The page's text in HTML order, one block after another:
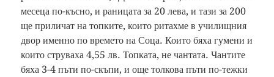
месеца по-късно, и раницата за 20 лева, и тази за 200
ще приличат на топките, които ритахме в училищния
двор именно по времето на Соца. Които бяха гумени и
които струваха 4,55 лв. Топката, не чантата. Чантите
бяха 3-4 пъти по-скъпи, и още толкова пъти по-тежки